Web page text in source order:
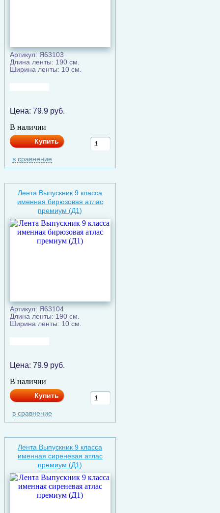
Артикул: Я63103
Длина ленты: 190 см.
Ширина ленты: 10 см.
Цена: 79.9руб.
В наличии
Купить
в сравнение
Лента Выпускник 9 класса
именная бирюзовая атлас
премиум (Д1)
Артикул: Я63104
Длина ленты: 190 см.
Ширина ленты: 10 см.
Цена: 79.9руб.
В наличии
Купить
в сравнение
Лента Выпускник 9 класса
именная сиреневая атлас
премиум (Д1)